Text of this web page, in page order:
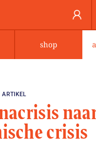
shop
ARTIKEL
crisis